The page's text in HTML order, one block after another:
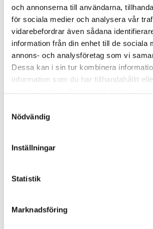
och annonserna till användarna,
för sociala medier och analysera vår
vidarebefordrar även sådana
information från din enhet till de sociala
annons- och analysföretag som vi
Dessa kan i sin tur kombinera
information som du har tillhandahållit
Nödvändig
Inställningar
Statistik
Marknadsföring
Mecmesin tryckplatta
Mecmesin rektangulär tryckplatta för
dynamometrar och
Mecmesin förnicklad